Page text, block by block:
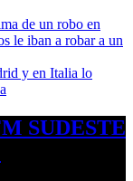
de un robo en
le iban a robar a un
y en Italia lo
SUDESTE